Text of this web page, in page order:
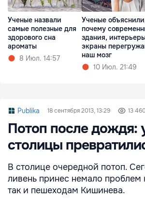
Ученые назвали
самые полезные для
здорового сна
ароматы
8 Июл. 14:57
Ученые
почему
здания,
экраны
наш мозг
10 Июл. 21:49
Publika 18 сентября 2013, 13:29 13
Потоп после дождя:
столицы
В столице очередной потоп.
ливень принес немало проблем
так и пешеходам Кишинева.